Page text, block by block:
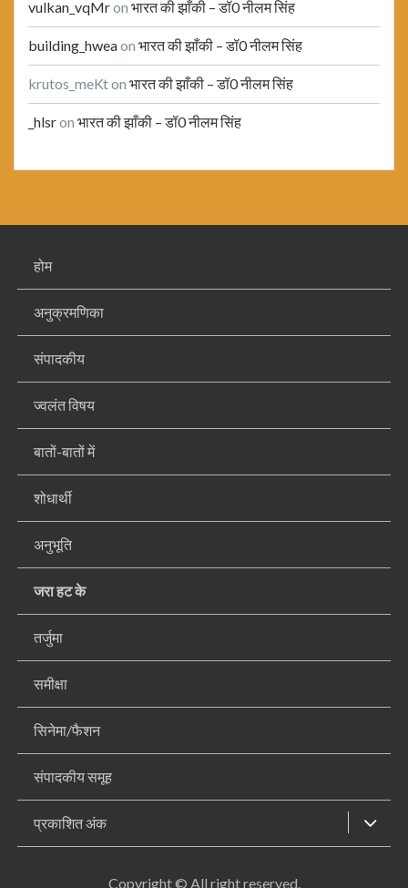
vulkan_vqMron भारत की झाँकी – डॉ0 नीलम सिंह
building_hweaon भारत की झाँकी – डॉ0 नीलम सिंह
krutos_meKton भारत की झाँकी – डॉ0 नीलम सिंह
_hlsron भारत की झाँकी – डॉ0 नीलम सिंह
होम
अनुक्रमणिका
संपादकीय
ज्वलंत विषय
बातों-बातों में
शोधार्थी
अनुभूति
जरा हट के
तर्जुमा
समीक्षा
सिनेमा/फैशन
संपादकीय समूह
प्रकाशित अंक
Copyright © All right reserved.